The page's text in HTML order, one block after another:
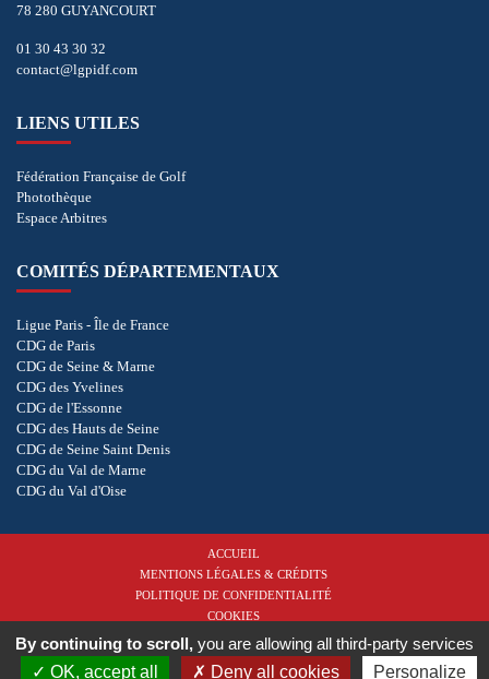
78 280 GUYANCOURT
01 30 43 30 32
contact@lgpidf.com
LIENS UTILES
Fédération Française de Golf
Photothèque
Espace Arbitres
COMITÉS DÉPARTEMENTAUX
Ligue Paris - Île de France
CDG de Paris
CDG de Seine & Marne
CDG des Yvelines
CDG de l'Essonne
CDG des Hauts de Seine
CDG de Seine Saint Denis
CDG du Val de Marne
CDG du Val d'Oise
ACCUEIL
MENTIONS LÉGALES & CRÉDITS
POLITIQUE DE CONFIDENTIALITÉ
COOKIES
Copyright © 2026 - Ligue de Golf Paris - Île de France. Tous droits réservés.Réalisation
By continuing to scroll, you are allowing all third-party services
OK, accept all
Deny all cookies Personalize